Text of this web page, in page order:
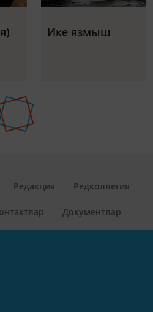
Ике язмыш
Редакция Редколлегия
Документлар